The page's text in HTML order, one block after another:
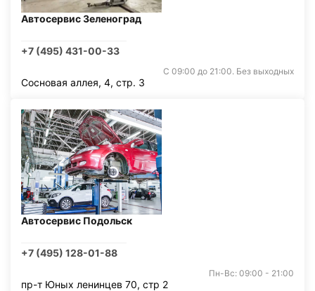
Автосервис Зеленоград
+7 (495) 431-00-33
С 09:00 до 21:00. Без выходных
Сосновая аллея, 4, стр. 3
Автосервис Подольск
+7 (495) 128-01-88
Пн-Вс: 09:00 - 21:00
пр-т Юных ленинцев 70, стр 2